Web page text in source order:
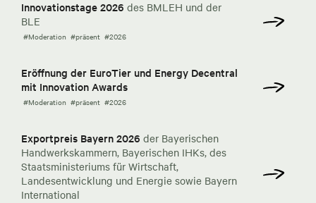
Innovationstage 2026 des BMLEH und der
BLE
#Moderation #präsent #2026
Eröffnung der EuroTier und Energy Decentral
mit Innovation Awards
#Moderation #präsent #2026
Exportpreis Bayern 2026 der Bayerischen
Handwerkskammern, Bayerischen IHKs, des
Staatsministeriums für Wirtschaft,
Landesentwicklung und Energie sowie Bayern
International